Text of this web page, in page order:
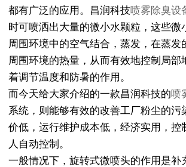
都有广泛的应用。昌润科技喷雾除臭设
时可喷洒出大量的微小水颗粒，这些微
周围环境中的空气结合，蒸发，在蒸发
周围环境的热量，从而有效地控制局部
着调节温度和防暑的作用。
而今天给大家介绍的一款昌润科技的喷
系统，则能够有效的改善工厂粉尘的污
价低，运行维护成本低，经济实用，控
人自动控制。
一般情况下，旋转式微喷头的作用是补